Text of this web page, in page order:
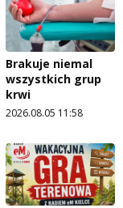
Brakuje niemal
wszystkich grup
krwi
2026.08.05 11:58